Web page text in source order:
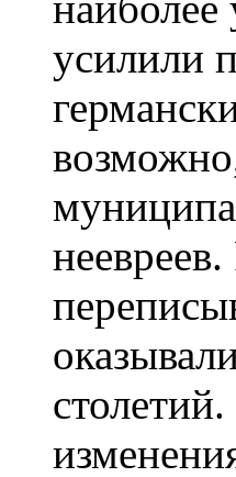
усилили